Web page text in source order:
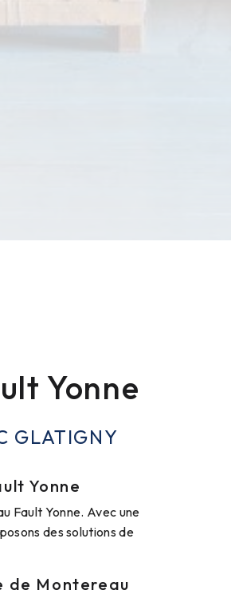
Yonne
GLATIGNY
Yonne
Fault Yonne. Avec une
des solutions de
de Montereau